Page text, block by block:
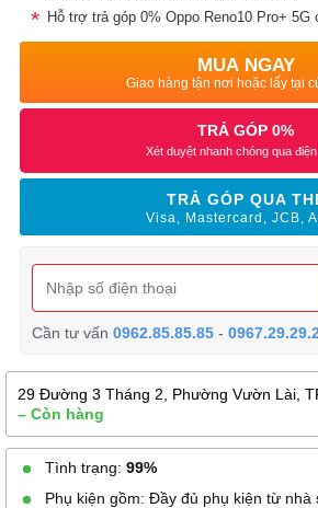
Hỗ trợ trả góp 0% Oppo Reno10 Pro+
MUA NGAY
Giao hàng tận nơi hoặc lấy tại
TRẢ GÓP 0%
Xét duyệt nhanh chóng qua
TRẢ GÓP QUA
Visa, Mastercard, JCB,
Cần tư vấn0962.85.85.85 -
29 Đường 3 Tháng 2, Phường Vườn Lài,
– Còn hàng
Tình trạng: 99%
Phụ kiện gồm: Đầy đủ phụ kiện từ nhà